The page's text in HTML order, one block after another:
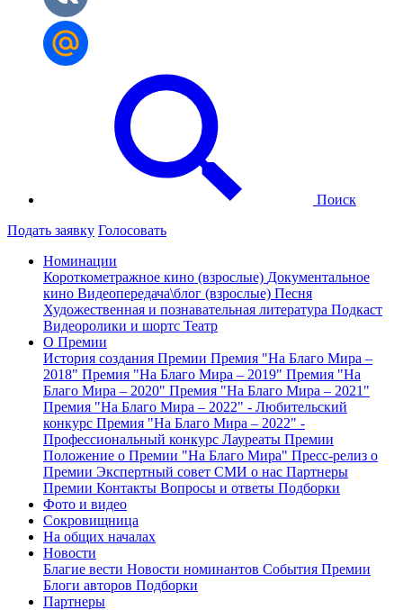
Поиск
Подать заявку Голосовать
Номинации
Короткометражное кино (взрослые) Документальное
кино Видеопередача\блог (взрослые) Песня
Художественная и познавательная литература Подкаст
Видеоролики и шортс Театр
О Премии
История создания Премии Премия "На Благо Мира –
2018" Премия "На Благо Мира – 2019" Премия "На
Благо Мира – 2020" Премия "На Благо Мира – 2021"
Премия "На Благо Мира – 2022" - Любительский
конкурс Премия "На Благо Мира – 2022" -
Профессиональный конкурс Лауреаты Премии
Положение о Премии "На Благо Мира" Пресс-релиз о
Премии Экспертный совет СМИ о нас Партнеры
Премии Контакты Вопросы и ответы Подборки
Фото и видео
Сокровищница
На общих началах
Новости
Благие вести Новости номинантов События Премии
Блоги авторов Подборки
Партнеры